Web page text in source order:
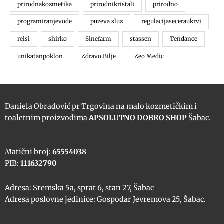
prirodnakozmetika prirodnikristali prirodno
programiranjevode puzeva sluz regulacijaseceraukrvi
reisi shirko Sinefarm stassen Tendance
unikatanpoklon Zdravo Bilje Zeo Medic
Daniela Obradović pr Trgovina na malo kozmetičkim i
toaletnim proizvodimaAPSOLUTNO DOBRO SHOP Šabac.
Matični broj: 65554038
PIB: 111632790
Adresa: Sremska 5a, sprat 6, stan 27, Šabac
Adresa poslovne jedinice: Gospodar Jevremova 25, Šabac.